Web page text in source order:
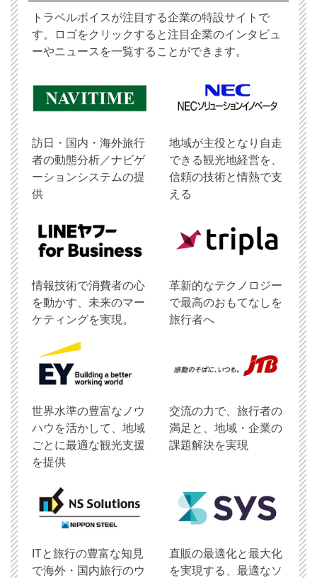
トラベルボイスが注目する企業の特設サイトで
す。ロゴをクリックすると注目企業のインタビュ
ーやニュースを一覧することができます。
訪日・国内・海外旅行
者の動態分析／ナビゲ
ーションシステムの提
供
地域が主役となり自走
できる観光地経営を、
信頼の技術と情熱で支
える
情報技術で消費者の心
を動かす、未来のマー
ケティングを実現。
革新的なテクノロジー
で最高のおもてなしを
旅行者へ
世界水準の豊富なノウ
ハウを活かして、地域
ごとに最適な観光支援
を提供
交流の力で、旅行者の
満足と、地域・企業の
課題解決を実現
ITと旅行の豊富な知見
で海外・国内旅行のウ
直販の最適化と最大化
を実現する、最適なソ